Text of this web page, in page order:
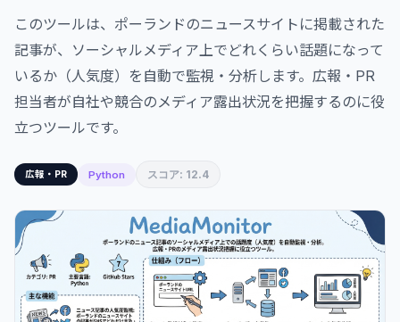
このツールは、ポーランドのニュースサイトに掲載された
記事が、ソーシャルメディア上でどれくらい話題になって
いるか（人気度）を自動で監視・分析します。広報・PR
担当者が自社や競合のメディア露出状況を把握するのに役
立つツールです。
広報・PR Python スコア: 12.4